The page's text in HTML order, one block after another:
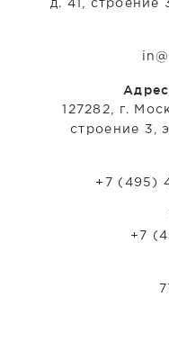
д. 41,
127282, г.
строение 3,
+7 (495)
+7